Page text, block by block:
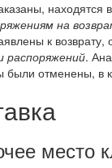
находятся
на
к
.
были отменены, в
место